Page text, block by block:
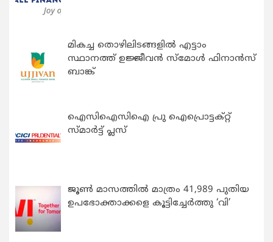
മികച്ച തൊഴിലിടങ്ങളിൽ എട്ടാം
സ്ഥാനത്ത് ഉജ്ജീവൻ സ്മോൾ ഫിനാൻസ്
ബാങ്ക്
ഐസിഐസിഐ പ്രു ഐപ്രൊട്ടക്റ്റ്
സ്മാർട്ട് പ്ലസ്
ജൂൺ മാസത്തിൽ മാത്രം 41,989 പുതിയ
ഉപഭോക്താക്കളെ കൂട്ടിച്ചേർത്തു ‘വി’